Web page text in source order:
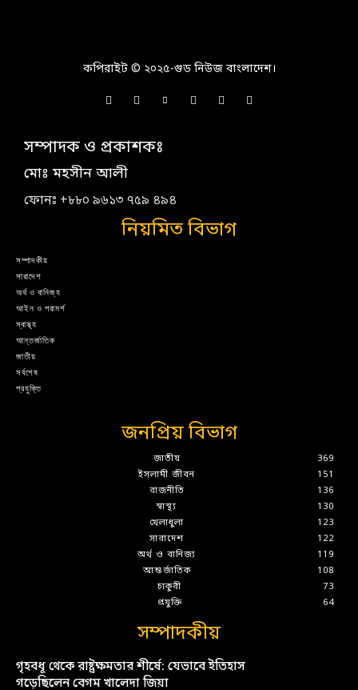
কপিরাইট © ২০২৫-গুড নিউজ বাংলাদেশ।
সম্পাদক ও প্রকাশকঃ
মোঃ মহসীন আলী
ফোনঃ +৮৮০ ৯৬১৩ ৭৫৯ ৪৯৪
নিয়মিত বিভাগ
সম্পাদকীয়
সারাদেশ
অর্থ ও বানিজ্য
আইন ও পরামর্শ
স্বাস্থ্য
আন্তর্জাতিক
জাতীয়
সর্বশেষ
প্রযুক্তি
জনপ্রিয় বিভাগ
জাতীয়
369
ইসলামী জীবন
151
রাজনীতি
136
স্বাস্থ্য
130
খেলাধুলা
123
সারাদেশ
122
অর্থ ও বানিজ্য
119
আন্তর্জাতিক
108
চাকুরী
73
প্রযুক্তি
64
সম্পাদকীয়
গৃহবধূ থেকে রাষ্ট্রক্ষমতার শীর্ষে: যেভাবে ইতিহাস
গড়েছিলেন বেগম খালেদা জিয়া